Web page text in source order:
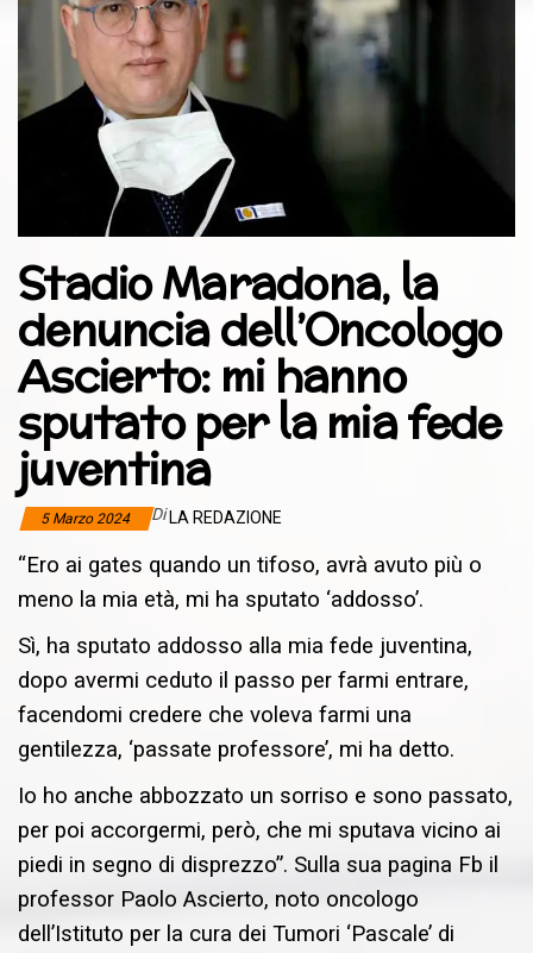
Stadio Maradona, la
denuncia dell’Oncologo
Ascierto: mi hanno
sputato per la mia fede
juventina
5 Marzo 2024 Di LA REDAZIONE
“Ero ai gates quando un tifoso, avrà avuto più o
meno la mia età, mi ha sputato ‘addosso’.
Sì, ha sputato addosso alla mia fede juventina,
dopo avermi ceduto il passo per farmi entrare,
facendomi credere che voleva farmi una
gentilezza, ‘passate professore’, mi ha detto.
Io ho anche abbozzato un sorriso e sono passato,
per poi accorgermi, però, che mi sputava vicino ai
piedi in segno di disprezzo”. Sulla sua pagina Fb il
professor Paolo Ascierto, noto oncologo
dell’Istituto per la cura dei Tumori ‘Pascale’ di